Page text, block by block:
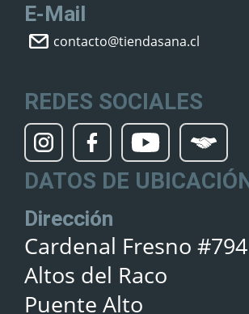
E-Mail
contacto@tiendasana.cl
REDES SOCIALES
DATOS DE
Dirección
Cardenal Fresno #794
Altos del Raco
Puente Alto